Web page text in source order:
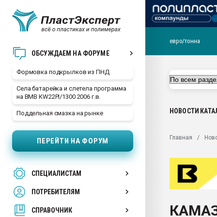
ОБСУЖДАЕМ НА ФОРУМЕ
Формовка подкрылков из ПНД
Села батарейка и слетела программа
на BMB KW22PI/1300 2006 г.в.
Поддельная смазка на рынке
ПЕРЕЙТИ НА ФОРУМ
СПЕЦИАЛИСТАМ
ПОТРЕБИТЕЛЯМ
СПРАВОЧНИК
29.07.2026 ФРП помог
Вакуум-формовочные
28.07.2026
первый план в
пластмасс
ситуацией на
евро/тонна
НОВОСТИ
Главная